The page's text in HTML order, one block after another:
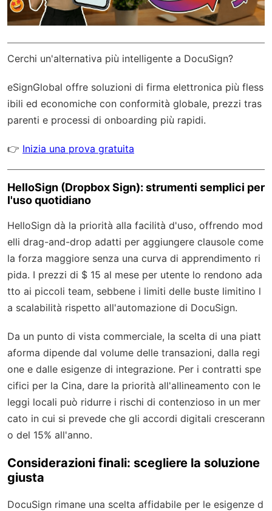
Cerchi un'alternativa più intelligente a DocuSign?
eSignGlobal offre soluzioni di firma elettronica più fless
ibili ed economiche con conformità globale, prezzi tras
parenti e processi di onboarding più rapidi.
👉 Inizia una prova gratuita
HelloSign (Dropbox Sign): strumenti semplici per
l'uso quotidiano
HelloSign dà la priorità alla facilità d'uso, offrendo mod
elli drag-and-drop adatti per aggiungere clausole come
la forza maggiore senza una curva di apprendimento ri
pida. I prezzi di $ 15 al mese per utente lo rendono ada
tto ai piccoli team, sebbene i limiti delle buste limitino l
a scalabilità rispetto all'automazione di DocuSign.
Da un punto di vista commerciale, la scelta di una piatt
aforma dipende dal volume delle transazioni, dalla regi
one e dalle esigenze di integrazione. Per i contratti spe
cifici per la Cina, dare la priorità all'allineamento con le
leggi locali può ridurre i rischi di contenzioso in un mer
cato in cui si prevede che gli accordi digitali crescerann
o del 15% all'anno.
Considerazioni finali: scegliere la soluzione
giusta
DocuSign rimane una scelta affidabile per le esigenze d